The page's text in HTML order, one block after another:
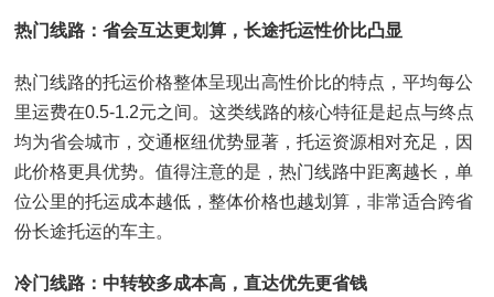
热门线路：省会互达更划算，长途托运性价比凸显
热门线路的托运价格整体呈现出高性价比的特点，平均每公
里运费在0.5-1.2元之间。这类线路的核心特征是起点与终点
均为省会城市，交通枢纽优势显著，托运资源相对充足，因
此价格更具优势。值得注意的是，热门线路中距离越长，单
位公里的托运成本越低，整体价格也越划算，非常适合跨省
份长途托运的车主。
冷门线路：中转较多成本高，直达优先更省钱